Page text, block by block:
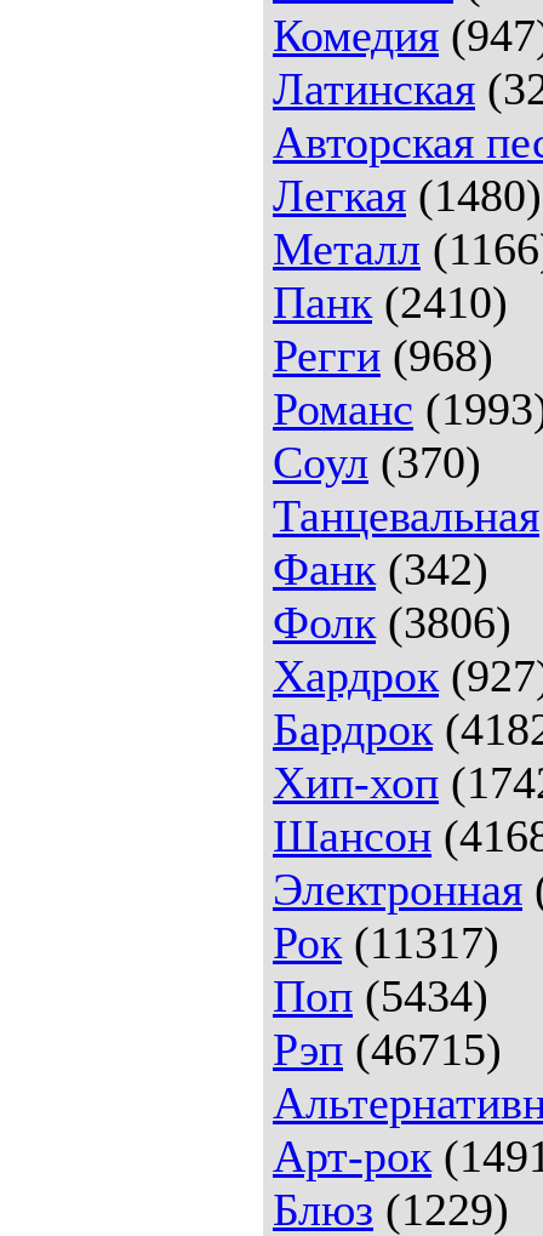
Комедия
Латинская
Авторская
Легкая (1480)
Металл
Панк (2410)
Регги (968)
Романс
Соул (370)
Танцевальная
Фанк (342)
Фолк (3806)
Хардрок
Бардрок
Хип-хоп
Шансон
Электронная
Рок (11317)
Поп (5434)
Рэп (46715)
Арт-рок
Блюз (1229)